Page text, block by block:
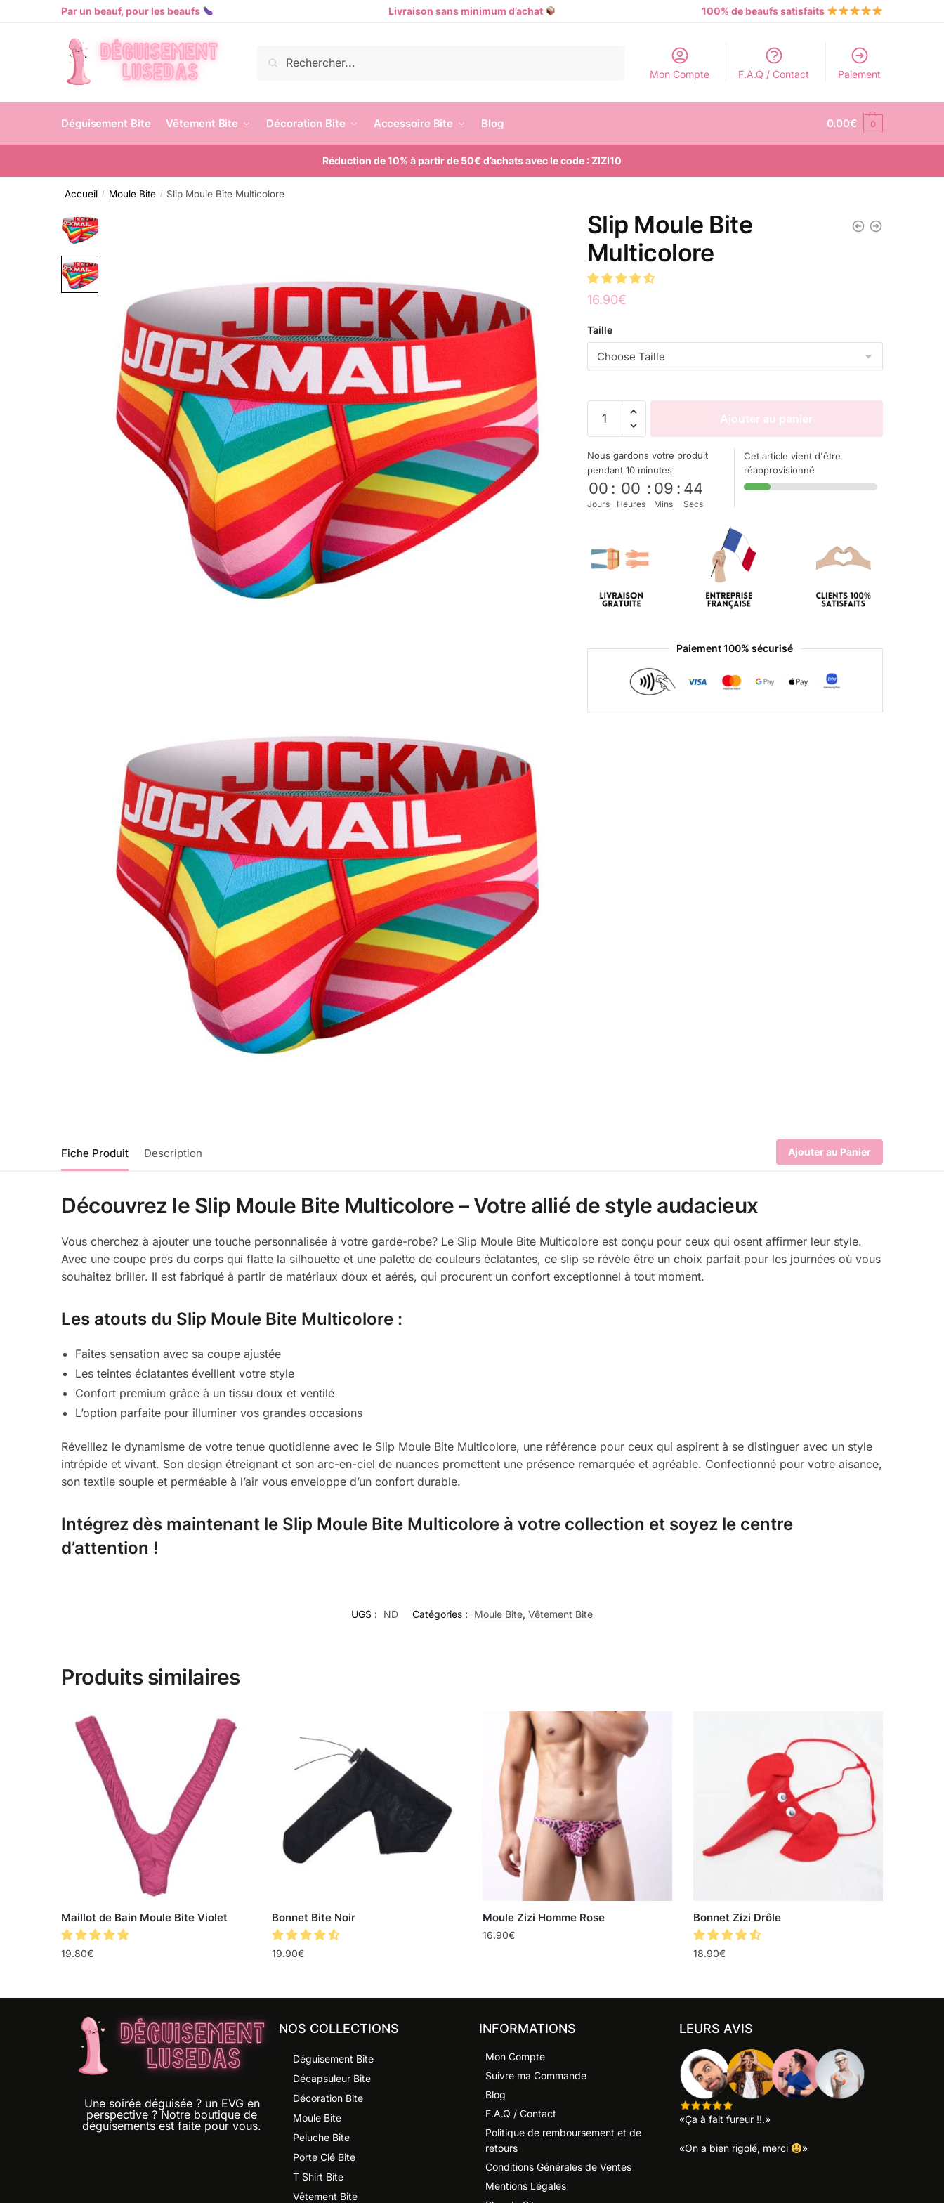
Par un beauf, pour les beaufs Livraison sans minimum d’achat 100% de beaufs satisfaits
Recherche
Mon Compte F.A.Q / Contact Paiement
Déguisement Bite Vêtement Bite Décoration Bite Accessoire Bite Blog 0.00€ 0
Réduction de 10% à partir de 50€ d’achats avec le code : ZIZI10
Accueil / Moule Bite / Slip Moule Bite Multicolore
Slip Moule Bite
Multicolore
16.90€
Taille
Ajouter au panier
Nous gardons votre produit
pendant 10 minutes
00
Jours
: 00
Heures
: 09
Mins
: 44
Secs
Cet article vient d'être
réapprovisionné
Paiement 100% sécurisé
Fiche Produit Description Ajouter au Panier
Découvrez le Slip Moule Bite Multicolore – Votre allié de style audacieux
Vous cherchez à ajouter une touche personnalisée à votre garde-robe? Le Slip Moule Bite Multicolore est conçu pour ceux qui osent affirmer leur style.
Avec une coupe près du corps qui flatte la silhouette et une palette de couleurs éclatantes, ce slip se révèle être un choix parfait pour les journées où vous
souhaitez briller. Il est fabriqué à partir de matériaux doux et aérés, qui procurent un confort exceptionnel à tout moment.
Les atouts du Slip Moule Bite Multicolore :
Faites sensation avec sa coupe ajustée
Les teintes éclatantes éveillent votre style
Confort premium grâce à un tissu doux et ventilé
L’option parfaite pour illuminer vos grandes occasions
Réveillez le dynamisme de votre tenue quotidienne avec le Slip Moule Bite Multicolore, une référence pour ceux qui aspirent à se distinguer avec un style
intrépide et vivant. Son design étreignant et son arc-en-ciel de nuances promettent une présence remarquée et agréable. Confectionné pour votre aisance,
son textile souple et perméable à l’air vous enveloppe d’un confort durable.
Intégrez dès maintenant le Slip Moule Bite Multicolore à votre collection et soyez le centre
d’attention !
UGS : ND Catégories : Moule Bite, Vêtement Bite
Produits similaires
Maillot de Bain Moule Bite Violet
19.80€
Bonnet Bite Noir
19.90€
Moule Zizi Homme Rose
16.90€
Bonnet Zizi Drôle
18.90€
Une soirée déguisée ? un EVG en
perspective ? Notre boutique de
déguisements est faite pour vous.
NOS COLLECTIONS
Déguisement Bite
Décapsuleur Bite
Décoration Bite
Moule Bite
Peluche Bite
Porte Clé Bite
T Shirt Bite
Vêtement Bite
INFORMATIONS
Mon Compte
Suivre ma Commande
Blog
F.A.Q / Contact
Politique de remboursement et de
retours
Conditions Générales de Ventes
Mentions Légales
LEURS AVIS
«Ça à fait fureur !!.»
«On a bien rigolé, merci »